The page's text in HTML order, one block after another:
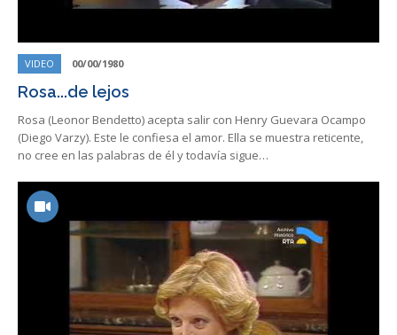
VIDEO 00/00/1980
Rosa...de lejos
Rosa (Leonor Bendetto) acepta salir con Henry Guevara Ocampo
(Diego Varzy). Este le confiesa el amor. Ella se muestra reticente,
no cree en las palabras de él y todavía sigue…